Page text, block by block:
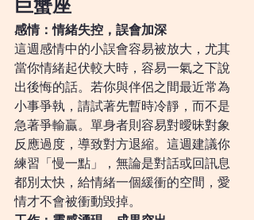
巨蟹座
感情：情緒失控，誤會加深
這週感情中的小誤會容易被放大，尤其
當你情緒起伏較大時，容易一氣之下說
出後悔的話。若你與伴侶之間最近常為
小事爭執，請試著先暫時冷靜，而不是
急著爭輸贏。單身者則容易對曖昧對象
反應過度，導致對方退縮。這週建議你
練習「慢一點」，無論是對話或回訊息
都別太快，給情緒一個緩衝的空間，愛
情才不會被衝動毀掉。